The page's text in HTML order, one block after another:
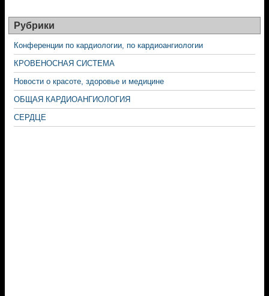
Рубрики
Конференции по кардиологии, по кардиоангиологии
КРОВЕНОСНАЯ СИСТЕМА
Новости о красоте, здоровье и медицине
ОБЩАЯ КАРДИОАНГИОЛОГИЯ
СЕРДЦЕ